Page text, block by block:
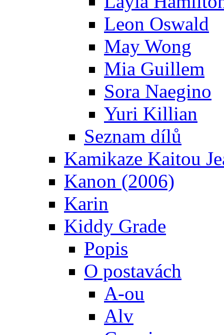
Leon Oswald
May Wong
Mia Guillem
Sora Naegino
Yuri Killian
Seznam dílů
Kamikaze Kaitou
Kanon (2006)
Karin
Kiddy Grade
Popis
O postavách
A-ou
Alv